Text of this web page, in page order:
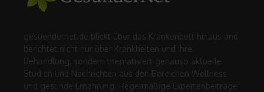
gesuendernet.de blickt über das Krankenbett hinaus und
berichtet nicht nur über Krankheiten und ihre
Behandlung, sondern thematisiert genauso aktuelle
Studien und Nachrichten aus den Bereichen Wellness
und gesunde Ernährung. Regelmäßige Expertenbeiträge